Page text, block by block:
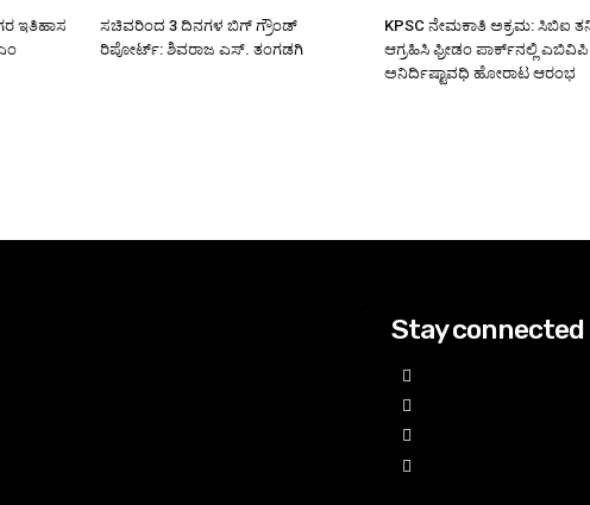
ಇತಿಹಾಸ
ಸಚಿವರಿಂದ 3 ದಿನಗಳ ಬಿಗ್ ಗ್ರೌಂಡ್
ರಿಪೋರ್ಟ್: ಶಿವರಾಜ ಎಸ್. ತಂಗಡಗಿ
KPSC ನೇಮಕಾತಿ ಅಕ್ರಮ: ಸಿಬಿಐ
ಆಗ್ರಹಿಸಿ ಫ್ರೀಡಂ ಪಾರ್ಕ್‌ನಲ್ಲಿ ಎಬಿವಿಪಿ
ಅನಿರ್ದಿಷ್ಟಾವಧಿ ಹೋರಾಟ ಆರಂಭ
Stay connected